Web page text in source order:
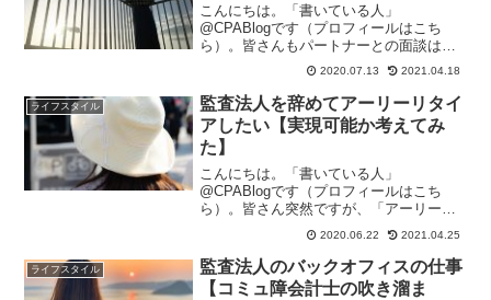
こんにちは。「書いている人」
@CPABlogです（プロフィールはこち
ら）。皆さんもパートナーとの面談は実
施されていると思います。面談では「今
年はよく頑張ったね。でも来年はさらに
頑張ってね」って言われていませんか。
私は毎年のように言われていま...
2020.07.13 2021.04.18
ライフスタイル
監査法人を辞めてアーリーリタイ
アしたい【実現可能か考えてみ
た】
こんにちは。「書いている人」
@CPABlogです（プロフィールはこち
ら）。皆さん突然ですが、「アーリーリ
タイア」ってご存知ですか。私は最近ま
でこのようなライフスタイルを知りませ
んでした。「アーリーリタイア」とは定
年前に仕事を退職することをい...
2020.06.22 2021.04.25
ライフスタイル
監査法人のバックオフィスの仕事
【コミュ障会計士の吹き溜ま